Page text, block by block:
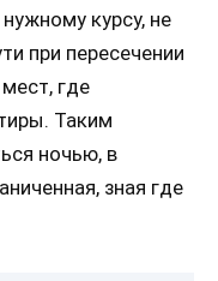
курсу, не
при пересечении
где
Таким
ночью, в
зная где